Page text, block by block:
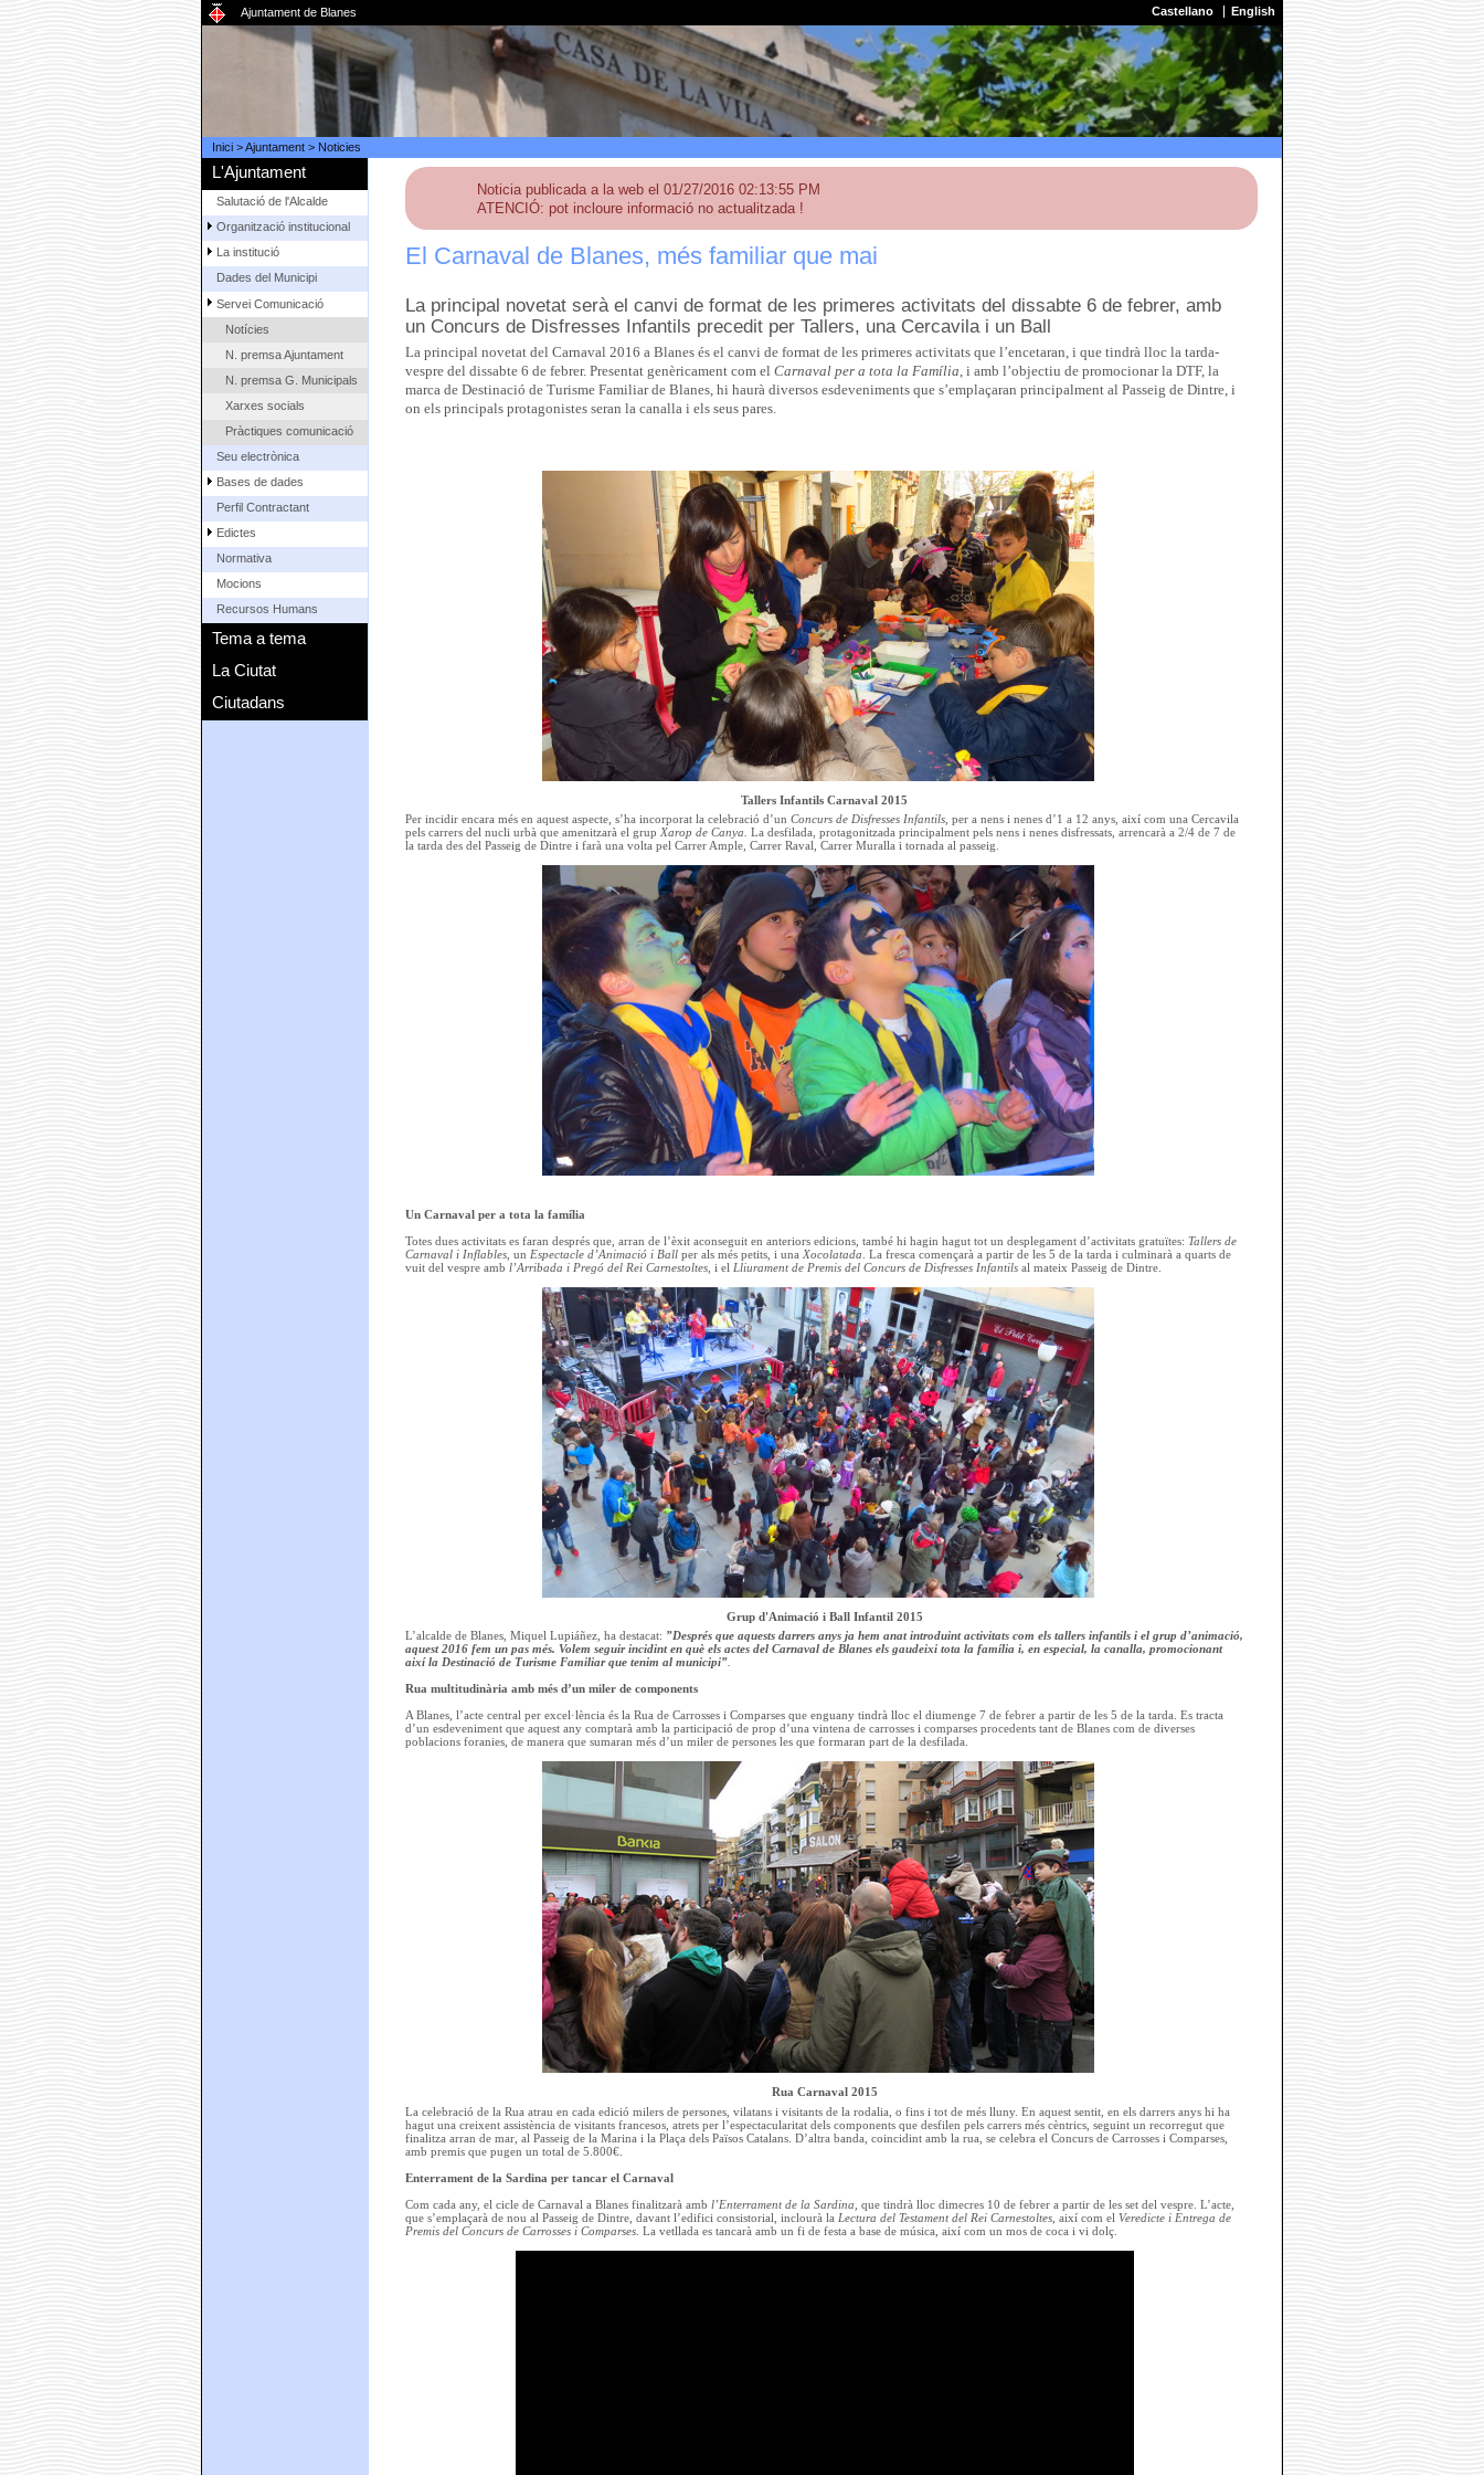
Ajuntament de Blanes Castellano English
Inici>Ajuntament> Noticies
L'Ajuntament
Salutació de l'Alcalde
Organització institucional
La institució
Dades del Municipi
Servei Comunicació
Notícies
N. premsa Ajuntament
N. premsa G. Municipals
Xarxes socials
Pràctiques comunicació
Seu electrònica
Bases de dades
Perfil Contractant
Edictes
Normativa
Mocions
Recursos Humans
Tema a tema
La Ciutat
Ciutadans
Noticia publicada a la web el 01/27/2016 02:13:55 PM
ATENCIÓ: pot incloure informació no actualitzada !
El Carnaval de Blanes, més familiar que mai
La principal novetat serà el canvi de format de les primeres activitats del dissabte 6 de febrer, amb
un Concurs de Disfresses Infantils precedit per Tallers, una Cercavila i un Ball
La principal novetat del Carnaval 2016 a Blanes és el canvi de format de les primeres activitats que l’encetaran, i que tindrà lloc la tarda-
vespre del dissabte 6 de febrer. Presentat genèricament com el Carnaval per a tota la Família, i amb l’objectiu de promocionar la DTF, la
marca de Destinació de Turisme Familiar de Blanes, hi haurà diversos esdeveniments que s’emplaçaran principalment al Passeig de Dintre, i
on els principals protagonistes seran la canalla i els seus pares.
Tallers Infantils Carnaval 2015
Per incidir encara més en aquest aspecte, s’ha incorporat la celebració d’un Concurs de Disfresses Infantils, per a nens i nenes d’1 a 12 anys, així com una Cercavila
pels carrers del nucli urbà que amenitzarà el grup Xarop de Canya. La desfilada, protagonitzada principalment pels nens i nenes disfressats, arrencarà a 2/4 de 7 de
la tarda des del Passeig de Dintre i farà una volta pel Carrer Ample, Carrer Raval, Carrer Muralla i tornada al passeig.
Un Carnaval per a tota la família
Totes dues activitats es faran després que, arran de l’èxit aconseguit en anteriors edicions, també hi hagin hagut tot un desplegament d’activitats gratuïtes: Tallers de
Carnaval i Inflables, un Espectacle d’Animació i Ballper als més petits, i una Xocolatada . La fresca començarà a partir de les 5 de la tarda i culminarà a quarts de
vuit del vespre amb l’Arribada i Pregó del Rei Carnestoltes, i el Lliurament de Premis del Concurs de Disfresses Infantilsal mateix Passeig de Dintre.
Grup d'Animació i Ball Infantil 2015
L’alcalde de Blanes, Miquel Lupiáñez, ha destacat: ”Després que aquests darrers anys ja hem anat introduint activitats com els tallers infantils i el grup d’animació,
aquest 2016 fem un pas més. Volem seguir incidint en què els actes del Carnaval de Blanes els gaudeixi tota la família i, en especial, la canalla, promocionant
així la Destinació de Turisme Familiar que tenim al municipi”.
Rua multitudinària amb més d’un miler de components
A Blanes, l’acte central per excel·lència és la Rua de Carrosses i Comparses que enguany tindrà lloc el diumenge 7 de febrer a partir de les 5 de la tarda. Es tracta
d’un esdeveniment que aquest any comptarà amb la participació de prop d’una vintena de carrosses i comparses procedents tant de Blanes com de diverses
poblacions foranies, de manera que sumaran més d’un miler de persones les que formaran part de la desfilada.
Rua Carnaval 2015
La celebració de la Rua atrau en cada edició milers de persones, vilatans i visitants de la rodalia, o fins i tot de més lluny. En aquest sentit, en els darrers anys hi ha
hagut una creixent assistència de visitants francesos, atrets per l’espectacularitat dels components que desfilen pels carrers més cèntrics, seguint un recorregut que
finalitza arran de mar, al Passeig de la Marina i la Plaça dels Països Catalans. D’altra banda, coincidint amb la rua, se celebra el Concurs de Carrosses i Comparses,
amb premis que pugen un total de 5.800€.
Enterrament de la Sardina per tancar el Carnaval
Com cada any, el cicle de Carnaval a Blanes finalitzarà amb l’Enterrament de la Sardina , que tindrà lloc dimecres 10 de febrer a partir de les set del vespre. L’acte,
que s’emplaçarà de nou al Passeig de Dintre, davant l’edifici consistorial, inclourà la Lectura del Testament del Rei Carnestoltes, així com el Veredicte i Entrega de
Premis del Concurs de Carrosses i Comparses. La vetllada es tancarà amb un fi de festa a base de música, així com un mos de coca i vi dolç.